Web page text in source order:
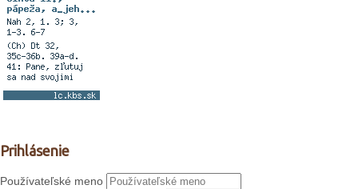
Prihlásenie
Používateľské meno